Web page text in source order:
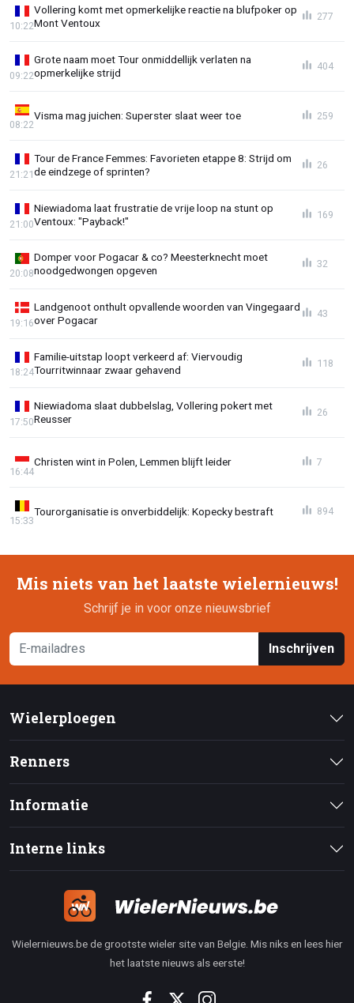
Vollering komt met opmerkelijke reactie na blufpoker op
Mont Ventoux
10:22
277
Grote naam moet Tour onmiddellijk verlaten na
opmerkelijke strijd
09:22
404
Visma mag juichen: Superster slaat weer toe
08:22
259
Tour de France Femmes: Favorieten etappe 8: Strijd om
de eindzege of sprinten?
21:21
26
Niewiadoma laat frustratie de vrije loop na stunt op
Ventoux: "Payback!"
21:00
169
Domper voor Pogacar & co? Meesterknecht moet
noodgedwongen opgeven
20:08
32
Landgenoot onthult opvallende woorden van Vingegaard
over Pogacar
19:16
43
Familie-uitstap loopt verkeerd af: Viervoudig
Tourritwinnaar zwaar gehavend
18:24
118
Niewiadoma slaat dubbelslag, Vollering pokert met
Reusser
17:50
26
Christen wint in Polen, Lemmen blijft leider
16:44
7
Tourorganisatie is onverbiddelijk: Kopecky bestraft
15:33
894
Mis niets van het laatste wielernieuws!
Schrijf je in voor onze nieuwsbrief
Inschrijven
Wielerploegen
Renners
Informatie
Interne links
Wielernieuws.be de grootste wieler site van Belgie. Mis niks en lees hier
het laatste nieuws als eerste!